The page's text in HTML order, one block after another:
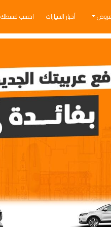
أخبار السيارات احسب قسطك